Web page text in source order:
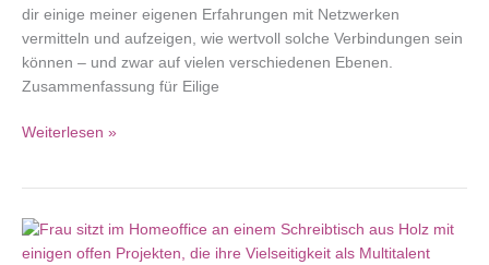
dir einige meiner eigenen Erfahrungen mit Netzwerken
vermitteln und aufzeigen, wie wertvoll solche Verbindungen sein
können – und zwar auf vielen verschiedenen Ebenen.
Zusammenfassung für Eilige
Netzwerken
unserer
DNA
Weiterlesen »